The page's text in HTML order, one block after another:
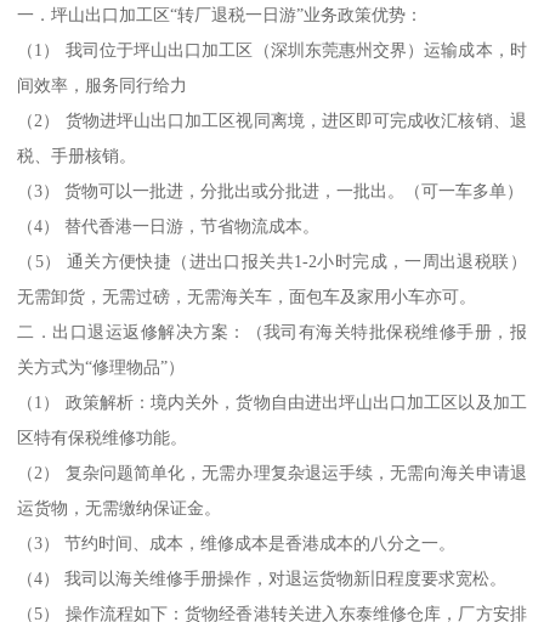
一．坪山出口加工区“转厂退税一日游”业务政策优势：
（1） 我司位于坪山出口加工区（深圳东莞惠州交界）运输成本，时
间效率，服务同行给力
（2） 货物进坪山出口加工区视同离境，进区即可完成收汇核销、退
税、手册核销。
（3） 货物可以一批进，分批出或分批进，一批出。（可一车多单）
（4） 替代香港一日游，节省物流成本。
（5） 通关方便快捷（进出口报关共1-2小时完成，一周出退税联）
无需卸货，无需过磅，无需海关车，面包车及家用小车亦可。
二．出口退运返修解决方案：（我司有海关特批保税维修手册，报
关方式为“修理物品”）
（1） 政策解析：境内关外，货物自由进出坪山出口加工区以及加工
区特有保税维修功能。
（2） 复杂问题简单化，无需办理复杂退运手续，无需向海关申请退
运货物，无需缴纳保证金。
（3） 节约时间、成本，维修成本是香港成本的八分之一。
（4） 我司以海关维修手册操作，对退运货物新旧程度要求宽松。
（5） 操作流程如下：货物经香港转关进入东泰维修仓库，厂方安排